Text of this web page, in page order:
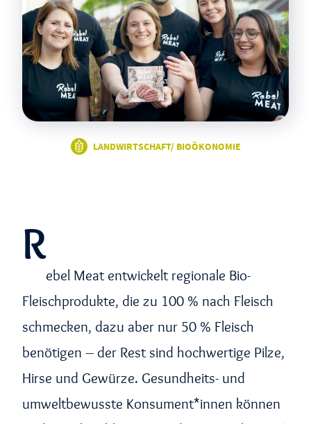
LANDWIRTSCHAFT/ BIOÖKONOMIE
R
ebel Meat entwickelt regionale Bio-
Fleischprodukte, die zu 100 % nach Fleisch
schmecken, dazu aber nur 50 % Fleisch
benötigen – der Rest sind hochwertige Pilze,
Hirse und Gewürze. Gesundheits- und
umweltbewusste Konsument*innen können